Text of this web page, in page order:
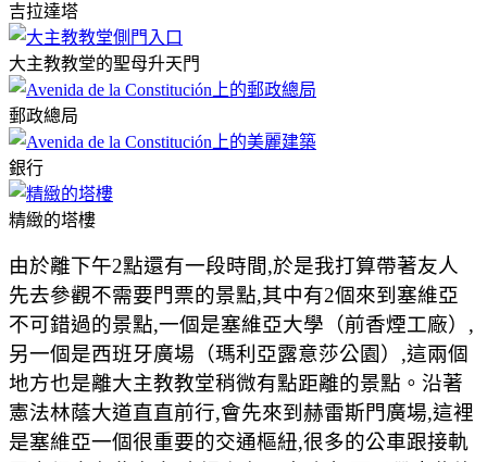
吉拉達塔
大主教教堂的聖母升天門
郵政總局
銀行
精緻的塔樓
由於離下午2點還有一段時間,於是我打算帶著友人
先去參觀不需要門票的景點,其中有2個來到塞維亞
不可錯過的景點,一個是塞維亞大學（前香煙工廠）,
另一個是西班牙廣場（瑪利亞露意莎公園）,這兩個
地方也是離大主教教堂稍微有點距離的景點。沿著
憲法林蔭大道直直前行,會先來到赫雷斯門廣場,這裡
是塞維亞一個很重要的交通樞紐,很多的公車跟接軌